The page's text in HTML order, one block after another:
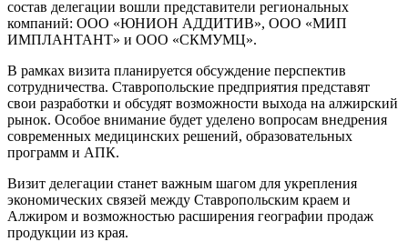
состав делегации вошли представители региональных
компаний: ООО «ЮНИОН АДДИТИВ», ООО «МИП
ИМПЛАНТАНТ» и ООО «СКМУМЦ».
В рамках визита планируется обсуждение перспектив
сотрудничества. Ставропольские предприятия представят
свои разработки и обсудят возможности выхода на алжирский
рынок. Особое внимание будет уделено вопросам внедрения
современных медицинских решений, образовательных
программ и АПК.
Визит делегации станет важным шагом для укрепления
экономических связей между Ставропольским краем и
Алжиром и возможностью расширения географии продаж
продукции из края.